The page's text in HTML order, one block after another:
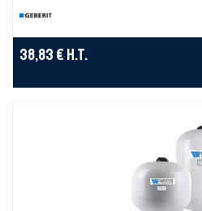
38,83 € H.T.